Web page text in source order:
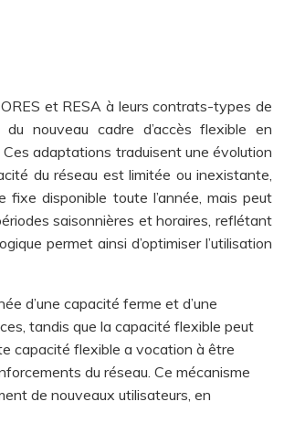
et RESA à leurs contrats-types de
nouveau cadre d’accès flexible en
adaptations traduisent une évolution
du réseau est limitée ou inexistante,
fixe disponible toute l’année, mais peut
saisonnières et horaires, reflétant
permet ainsi d’optimiser l’utilisation
d’une capacité ferme et d’une
tandis que la capacité flexible peut
capacité flexible a vocation à être
du réseau. Ce mécanisme
de nouveaux utilisateurs, en